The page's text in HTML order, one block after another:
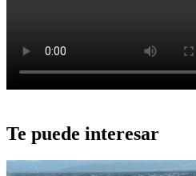
Te puede interesar